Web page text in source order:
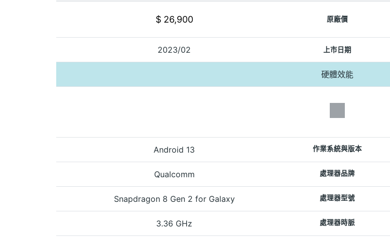
$ 26,900 原廠價
2023/02 上市日期
硬體效能
Android 13 作業系統與版本
Qualcomm 處理器品牌
Snapdragon 8 Gen 2 for Galaxy 處理器型號
3.36 GHz 處理器時脈